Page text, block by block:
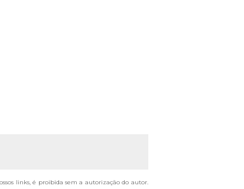
links, é proibida sem a autorização do autor.